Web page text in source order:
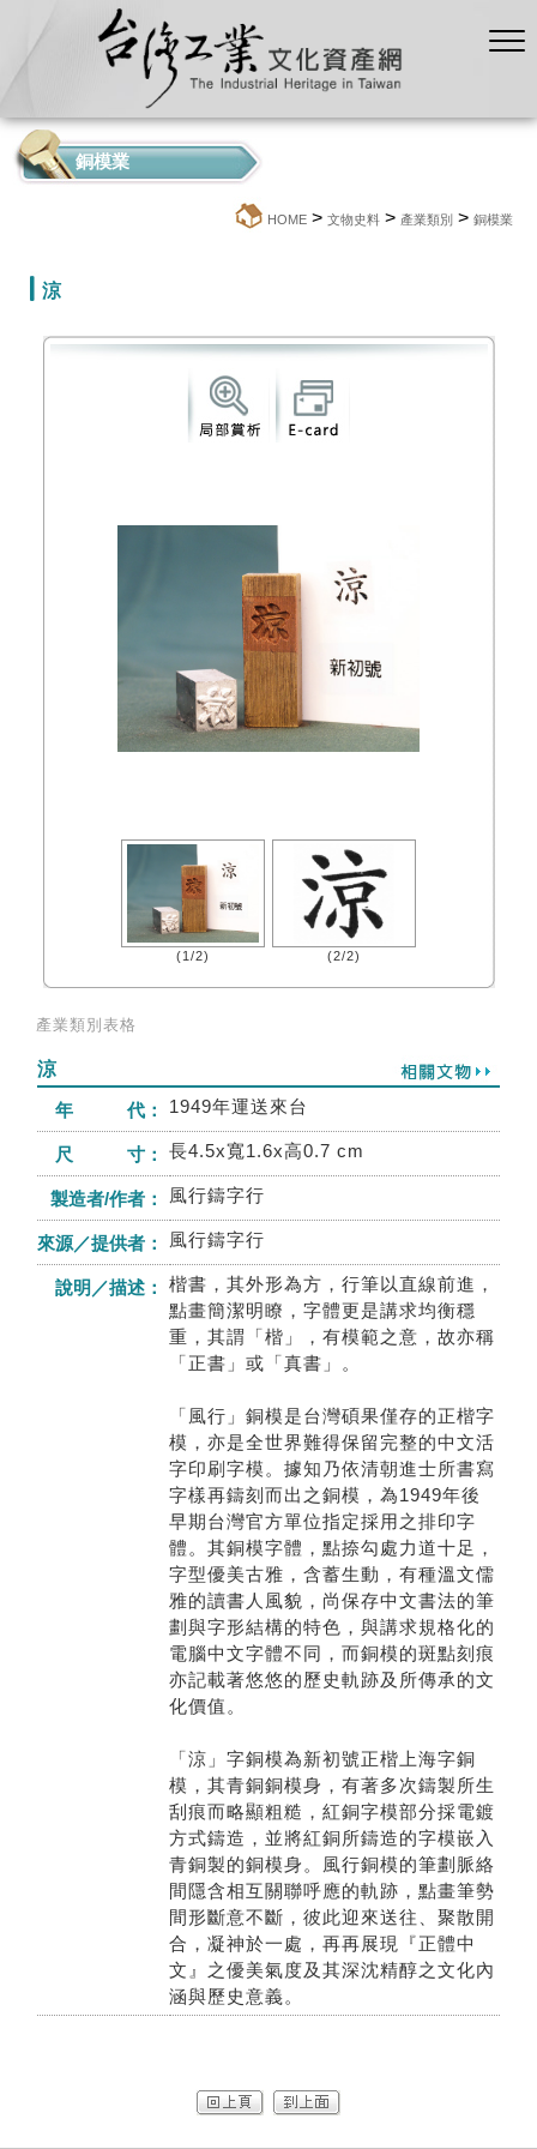
銅模業
HOME > 文物史料 > 產業類別 > 銅模業
涼
(1/2) (2/2)
產業類別表格
涼
年 代：
1949年運送來台
尺 寸： 長4.5x寬1.6x高0.7 cm
製造者/作者： 風行鑄字行
來源／提供者： 風行鑄字行
說明／描述：
楷書，其外形為方，行筆以直線前進，
點畫簡潔明瞭，字體更是講求均衡穩
重，其謂「楷」，有模範之意，故亦稱
「正書」或「真書」。
「風行」銅模是台灣碩果僅存的正楷字
模，亦是全世界難得保留完整的中文活
字印刷字模。據知乃依清朝進士所書寫
字樣再鑄刻而出之銅模，為1949年後
早期台灣官方單位指定採用之排印字
體。其銅模字體，點捺勾處力道十足，
字型優美古雅，含蓄生動，有種溫文儒
雅的讀書人風貌，尚保存中文書法的筆
劃與字形結構的特色，與講求規格化的
電腦中文字體不同，而銅模的斑點刻痕
亦記載著悠悠的歷史軌跡及所傳承的文
化價值。
「涼」字銅模為新初號正楷上海字銅
模，其青銅銅模身，有著多次鑄製所生
刮痕而略顯粗糙，紅銅字模部分採電鍍
方式鑄造，並將紅銅所鑄造的字模嵌入
青銅製的銅模身。風行銅模的筆劃脈絡
間隱含相互關聯呼應的軌跡，點畫筆勢
間形斷意不斷，彼此迎來送往、聚散開
合，凝神於一處，再再展現『正體中
文』之優美氣度及其深沈精醇之文化內
涵與歷史意義。